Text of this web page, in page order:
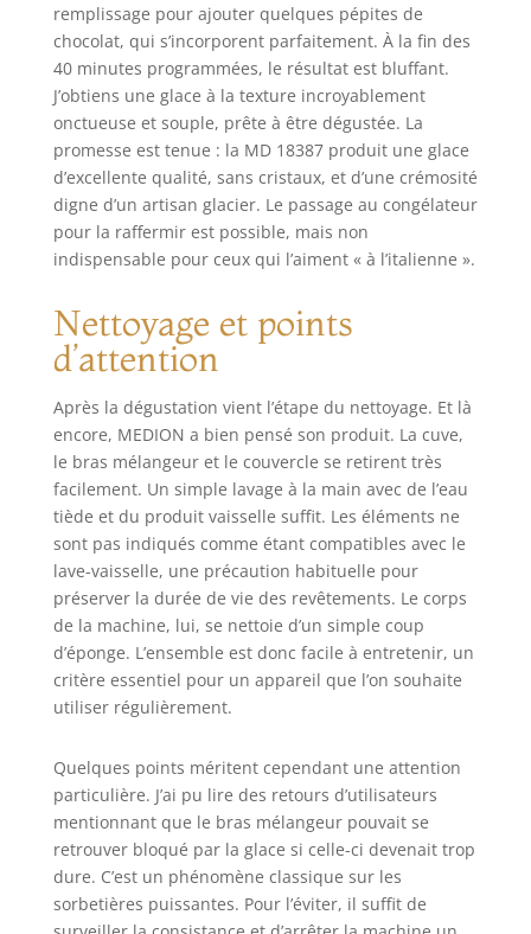
remplissage pour ajouter quelques pépites de
chocolat, qui s’incorporent parfaitement. À la fin des
40 minutes programmées, le résultat est bluffant.
J’obtiens une glace à la texture incroyablement
onctueuse et souple, prête à être dégustée. La
promesse est tenue : la MD 18387 produit une glace
d’excellente qualité, sans cristaux, et d’une crémosité
digne d’un artisan glacier. Le passage au congélateur
pour la raffermir est possible, mais non
indispensable pour ceux qui l’aiment « à l’italienne ».
Nettoyage et points
d’attention
Après la dégustation vient l’étape du nettoyage. Et là
encore, MEDION a bien pensé son produit. La cuve,
le bras mélangeur et le couvercle se retirent très
facilement. Un simple lavage à la main avec de l’eau
tiède et du produit vaisselle suffit. Les éléments ne
sont pas indiqués comme étant compatibles avec le
lave-vaisselle, une précaution habituelle pour
préserver la durée de vie des revêtements. Le corps
de la machine, lui, se nettoie d’un simple coup
d’éponge. L’ensemble est donc facile à entretenir, un
critère essentiel pour un appareil que l’on souhaite
utiliser régulièrement.
Quelques points méritent cependant une attention
particulière. J’ai pu lire des retours d’utilisateurs
mentionnant que le bras mélangeur pouvait se
retrouver bloqué par la glace si celle-ci devenait trop
dure. C’est un phénomène classique sur les
sorbetières puissantes. Pour l’éviter, il suffit de